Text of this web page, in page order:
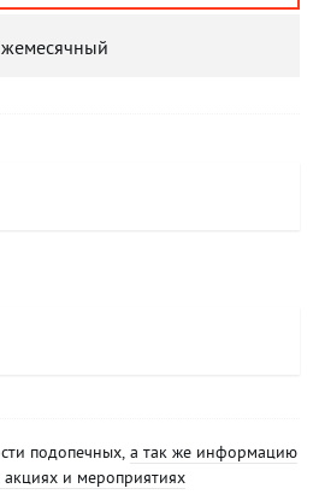
подопечных, а так же информацию
и мероприятиях